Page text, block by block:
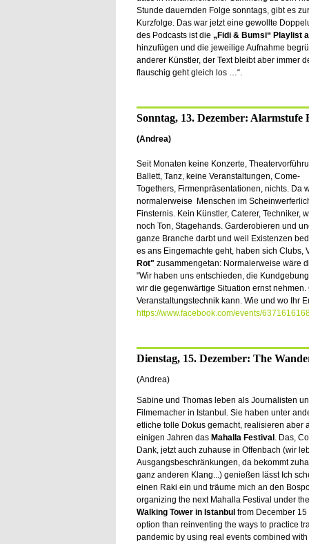
Stunde dauernden Folge sonntags, gibt es
Kurzfolge. Das war jetzt eine gewollte
des Podcasts ist die „Fidi & Bumsi“ Playlist
hinzufügen und die jeweilige Aufnahme
anderer Künstler, der Text bleibt aber immer
flauschig geht gleich los …“.
Sonntag, 13. Dezember: Alarmstufe
(Andrea)
Seit Monaten keine Konzerte,
Ballett, Tanz, keine Veranstaltungen, Come-
Togethers, Firmenpräsentationen, nichts. Da
normalerweise Menschen im
Finsternis. Kein Künstler, Caterer, Techniker,
noch Ton, Stagehands. Garderobieren und
ganze Branche darbt und weil Existenzen
es ans Eingemachte geht, haben sich Clubs,
Rot" zusammengetan: Normalerweise wäre
"Wir haben uns entschieden, die
wir die gegenwärtige Situation ernst
Veranstaltungstechnik kann. Wie und wo Ihr
https://www.facebook.com/events/
Dienstag, 15. Dezember: The
(Andrea)
Sabine und Thomas leben als Journalisten
Filmemacher in Istanbul. Sie haben unter
etliche tolle Dokus gemacht, realisieren aber
einigen Jahren das Mahalla Festival . Das,
Dank, jetzt auch zuhause in Offenbach (wir
Ausgangsbeschränkungen, da bekommt
ganz anderen Klang...) genießen lässt Ich
einen Raki ein und träume mich an den
organizing the next Mahalla Festival under
Walking Tower in Istanbul from December
option than reinventing the ways to practice
pandemic by using real events combined